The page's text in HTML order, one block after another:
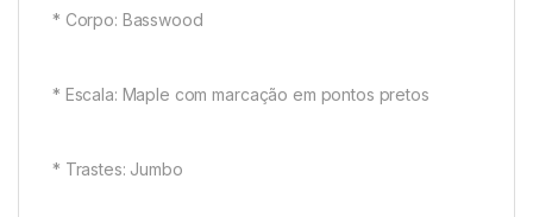
* Corpo: Basswood
* Escala: Maple com marcação em pontos pretos
* Trastes: Jumbo